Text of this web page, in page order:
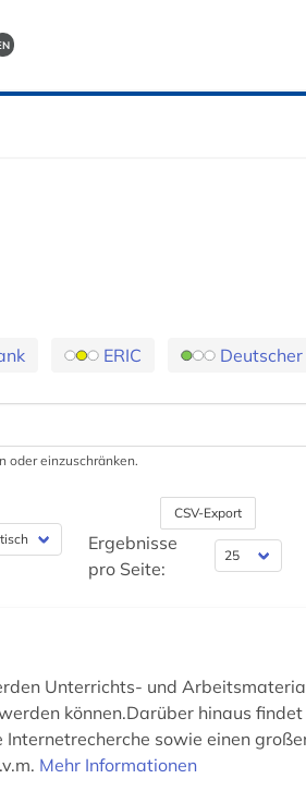
ERIC
oder einzuschränken.
CSV-Export
Ergebnisse
pro Seite:
Unterrichts- und
können.Darüber hinaus
sowie einen
Mehr Informationen